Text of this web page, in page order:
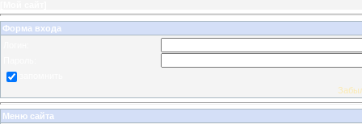
Форма входа
Меню сайта